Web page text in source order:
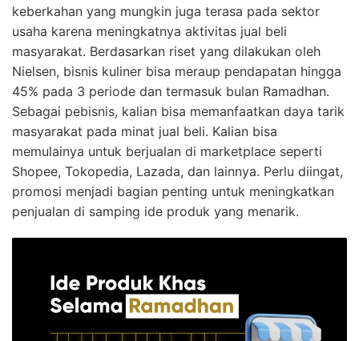
keberkahan yang mungkin juga terasa pada sektor
usaha karena meningkatnya aktivitas jual beli
masyarakat. Berdasarkan riset yang dilakukan oleh
Nielsen, bisnis kuliner bisa meraup pendapatan hingga
45% pada 3 periode dan termasuk bulan Ramadhan.
Sebagai pebisnis, kalian bisa memanfaatkan daya tarik
masyarakat pada minat jual beli. Kalian bisa
memulainya untuk berjualan di marketplace seperti
Shopee, Tokopedia, Lazada, dan lainnya. Perlu diingat,
promosi menjadi bagian penting untuk meningkatkan
penjualan di samping ide produk yang menarik.